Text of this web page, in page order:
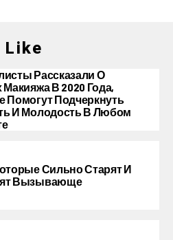
Like
Рассказали О
Макияжа В 2020 Года,
Помогут Подчеркнуть
И Молодость В Любом
Сильно Старят И
Вызывающе